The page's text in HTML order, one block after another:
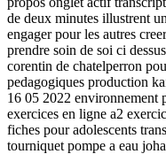
de deux minutes illustrent
engager pour les autres
prendre soin de soi ci
corentin de chatelperron
pedagogiques production
16 05 2022 environnement
exercices en ligne a2
fiches pour adolescents
tourniquet pompe a eau